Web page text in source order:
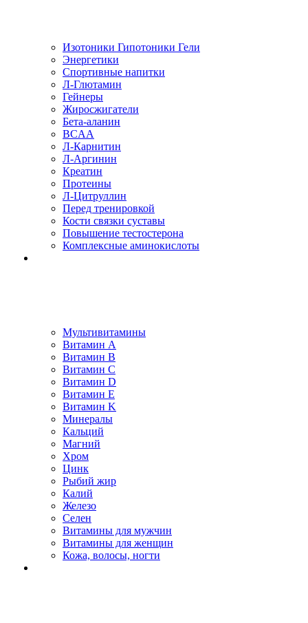
Изотоники Гипотоники Гели
Энергетики
Спортивные напитки
Л-Глютамин
Гейнеры
Жиросжигатели
Бета-аланин
BCAA
Л-Карнитин
Л-Аргинин
Креатин
Протеины
Л-Цитруллин
Перед тренировкой
Кости связки суставы
Повышение тестостерона
Комплексные аминокислоты
Мультивитамины
Витамин A
Витамин B
Витамин C
Витамин D
Витамин E
Витамин K
Минералы
Кальций
Магний
Хром
Цинк
Рыбий жир
Калий
Железо
Селен
Витамины для мужчин
Витамины для женщин
Кожа, волосы, ногти